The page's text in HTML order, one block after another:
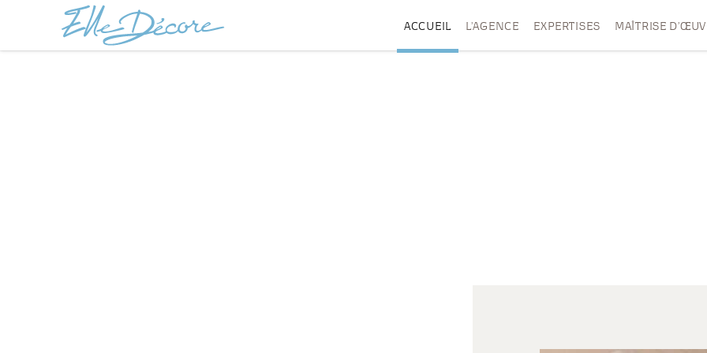
ACCUEIL L’AGENCE EXPERTISES MAÎTRISE